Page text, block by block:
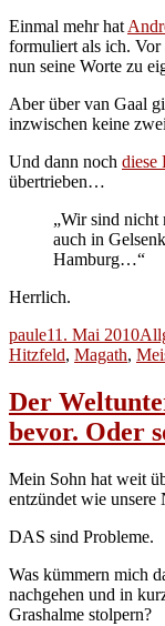
Einmal mehr hat
formuliert als ich. Vor
nun seine Worte zu
Aber über van Gaal
inzwischen keine
Und dann noch diese
übertrieben…
„Wir sind nicht
auch in
Hamburg…“
Herrlich.
Autor
pauleVeröffentlicht
am
11. Mai 2010
Hitzfeld, Magath,
Der
bevor. Oder
Mein Sohn hat weit
entzündet wie unsere
DAS sind Probleme.
Was kümmern mich
nachgehen und in
Grashalme stolpern?